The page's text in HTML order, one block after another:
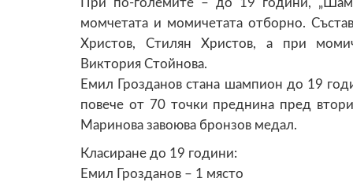
момчетата и момичетата отборно.
Христов, Стилян Христов, а при
Виктория Стойнова.
Емил Грозданов стана шампион до 19
повече от 70 точки преднина пред
Маринова завоюва бронзов медал.
Класиране до 19 години:
Емил Грозданов – 1 място